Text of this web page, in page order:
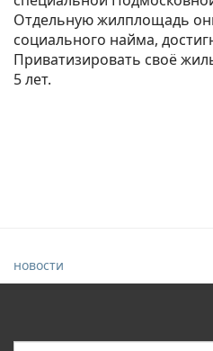
Отдельную жилплощадь
социального найма,
Приватизировать своё
5 лет.
новости